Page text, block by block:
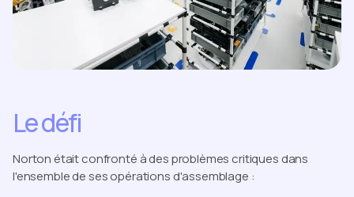
Le défi
Norton était confronté à des problèmes critiques dans
l'ensemble de ses opérations d'assemblage :